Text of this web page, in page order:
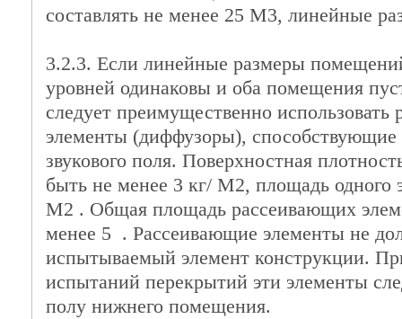
составлять не менее 25 М3, линейные
3.2.3. Если линейные размеры
уровней одинаковы и оба помещения
следует преимущественно использовать
элементы (диффузоры), способствующие
звукового поля. Поверхностная
быть не менее 3 кг/ М2, площадь одного
М2 . Общая площадь рассеивающих
менее 5 . Рассеивающие элементы не
испытываемый элемент конструкции.
испытаний перекрытий эти элементы
полу нижнего помещения.